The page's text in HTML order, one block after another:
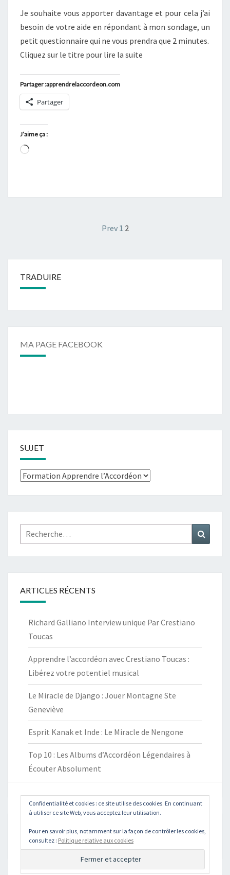
AU
SONDAGE
Je souhaite vous apporter davantage et pour cela j’ai
besoin de votre aide en répondant à mon sondage, un
petit questionnaire qui ne vous prendra que 2 minutes.
Cliquez sur le titre pour lire la suite
Partager :apprendrelaccordeon.com
Partager
J’aime ça :
Chargement…
Prev 1 2
TRADUIRE
MA PAGE FACEBOOK
SUJET
Sujet
Confidentialité et cookies : ce site utilise des cookies. En continuant
à utiliser ce site Web, vous acceptez leur utilisation.
Pour en savoir plus, notamment sur la façon de contrôler les cookies,
consultez : Politique relative aux cookies
Rechercher :
ARTICLES RÉCENTS
Richard Galliano Interview unique Par Crestiano
Toucas
Apprendre l’accordéon avec Crestiano Toucas :
Libérez votre potentiel musical
Le Miracle de Django : Jouer Montagne Ste
Geneviève
Esprit Kanak et Inde : Le Miracle de Nengone
Top 10 : Les Albums d’Accordéon Légendaires à
Écouter Absolument
Rechercher :